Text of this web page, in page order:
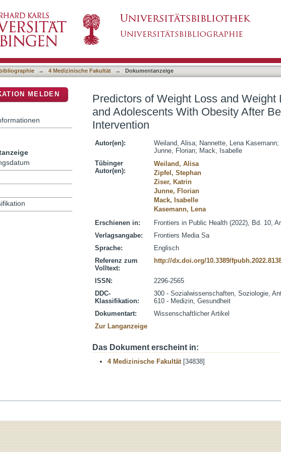
After Behavioral Weight Loss Intervention
→ 4 Medizinische Fakultät → Dokumentanzeige
Predictors of Weight Loss and
and Adolescents With Obesity After
Intervention
Autor(en): Weiland, Alisa; Nannette, Lena Kasemann;
Junne, Florian; Mack, Isabelle
Tübinger
Autor(en):
Weiland, Alisa
Zipfel, Stephan
Ziser, Katrin
Junne, Florian
Mack, Isabelle
Kasemann, Lena
Erschienen in:
Frontiers in Public Health (2022), Bd. 10,
Verlagsangabe:
Frontiers Media Sa
Sprache:
Englisch
Referenz zum
Volltext:
http://dx.doi.org/10.3389/
ISSN:
2296-2565
DDC-
Klassifikation:
300 - Sozialwissenschaften, Soziologie,
610 - Medizin, Gesundheit
Dokumentart:
Wissenschaftlicher Artikel
Zur Langanzeige
Das Dokument erscheint in:
4 Medizinische Fakultät[34838]
MELDEN